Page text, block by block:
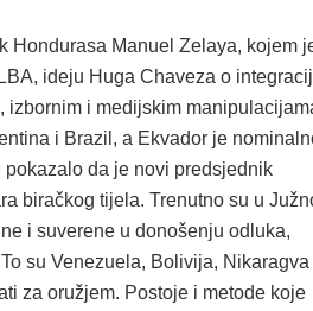
Hondurasa Manuel Zelaya, kojem
ideju Huga Chaveza o
izbornim i medijskim
i Brazil, a Ekvador je
da je novi predsjednik
biračkog tijela. Trenutno su u
i suverene u donošenju odluka,
su Venezuela, Bolivija, Nikaragva
za oružjem. Postoje i metode koje